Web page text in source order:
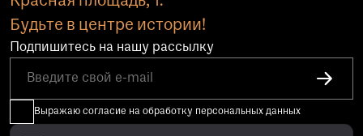
Будьте в центре истории!
Подпишитесь на нашу рассылку
Выражаю согласие на обработку персональных данных